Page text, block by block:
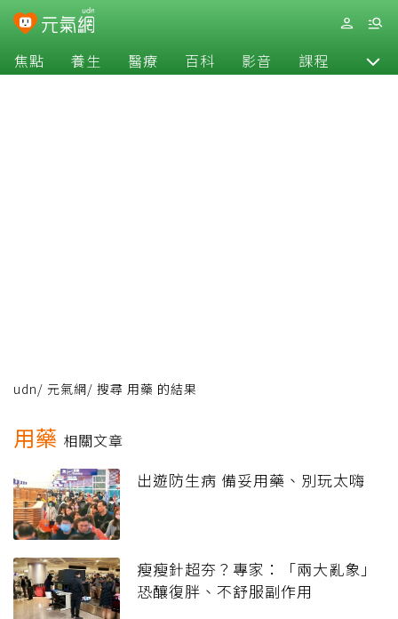
焦點 養生 醫療 百科 影音 課程 退休
udn/ 元氣網/ 搜尋 用藥 的結果
用藥 相關文章
出遊防生病 備妥用藥、別玩太嗨
瘦瘦針超夯？專家：「兩大亂象」
恐釀復胖、不舒服副作用